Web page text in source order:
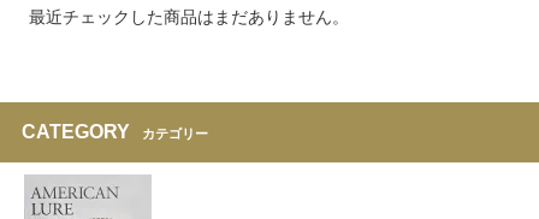
最近チェックした商品はまだありません。
CATEGORY カテゴリー